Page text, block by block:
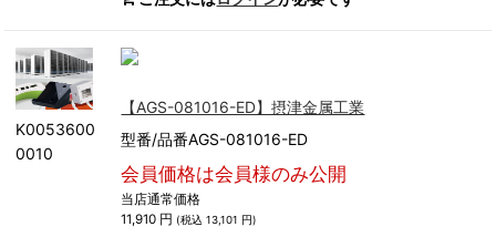
K0053600
0010
【AGS-081016-ED】摂津金属工業
型番/品番AGS-081016-ED
会員価格は会員様のみ公開
当店通常価格
11,910 円 (税込 13,101 円)